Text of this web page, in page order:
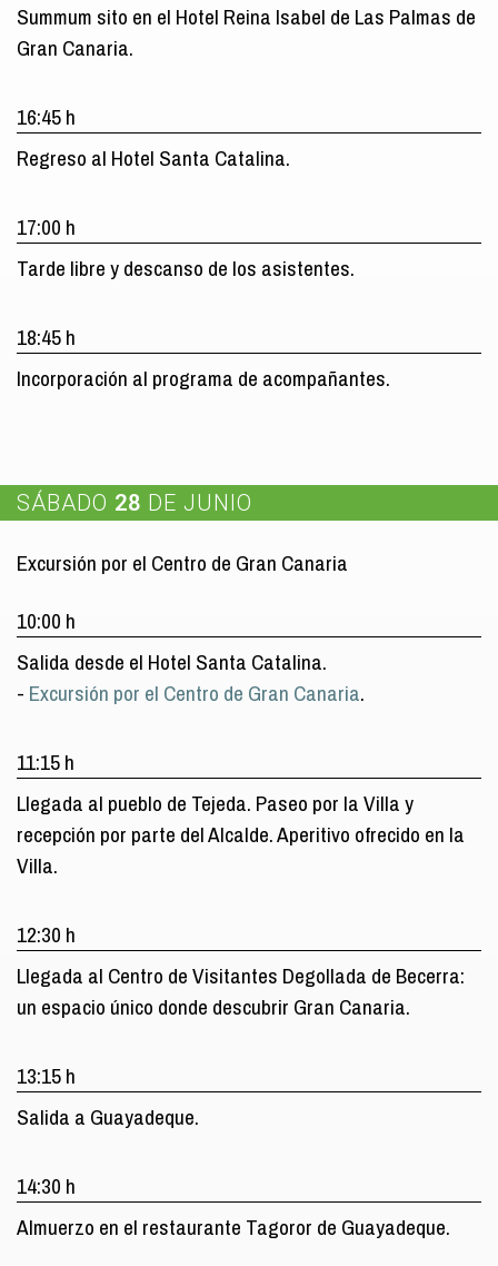
Summum sito en el Hotel Reina Isabel de Las Palmas de
Gran Canaria.
16:45 h
Regreso al Hotel Santa Catalina.
17:00 h
Tarde libre y descanso de los asistentes.
18:45 h
Incorporación al programa de acompañantes.
SÁBADO 28 DE JUNIO
Excursión por el Centro de Gran Canaria
10:00 h
Salida desde el Hotel Santa Catalina.
- Excursión por el Centro de Gran Canaria.
11:15 h
Llegada al pueblo de Tejeda. Paseo por la Villa y
recepción por parte del Alcalde. Aperitivo ofrecido en la
Villa.
12:30 h
Llegada al Centro de Visitantes Degollada de Becerra:
un espacio único donde descubrir Gran Canaria.
13:15 h
Salida a Guayadeque.
14:30 h
Almuerzo en el restaurante Tagoror de Guayadeque.